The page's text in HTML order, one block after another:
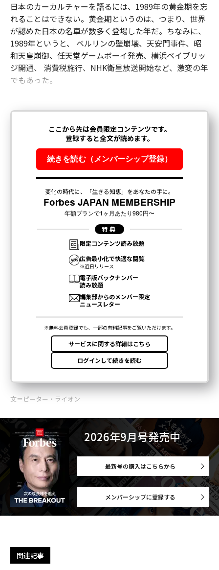
日本のカーカルチャーを語るには、1989年の黄金期を忘
れることはできない。黄金期というのは、つまり、世界
が認めた日本の名車が数多く登場した年だ。ちなみに、
1989年というと、 ベルリンの壁崩壊、天安門事件、昭
和天皇崩御、任天堂ゲームボーイ発売、横浜ベイブリッ
ジ開通、 消費税施行、NHK衛星放送開始など、激変の年
でもあった。
文＝ピーター・ライオン
2026年9月号発売中
最新号の購入はこちらから
メンバーシップに登録する
関連記事